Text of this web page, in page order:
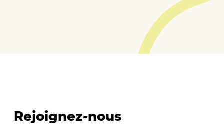
Rejoignez-nous